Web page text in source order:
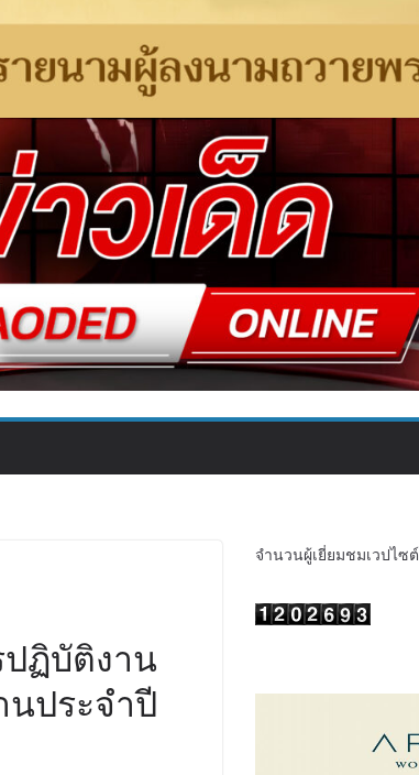
ปฏิบัติงาน
ประจำปี
จำนวนผู้เยี่ยมชมเวปไซต์